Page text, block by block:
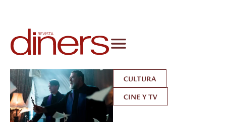
CULTURA
CINE Y TV